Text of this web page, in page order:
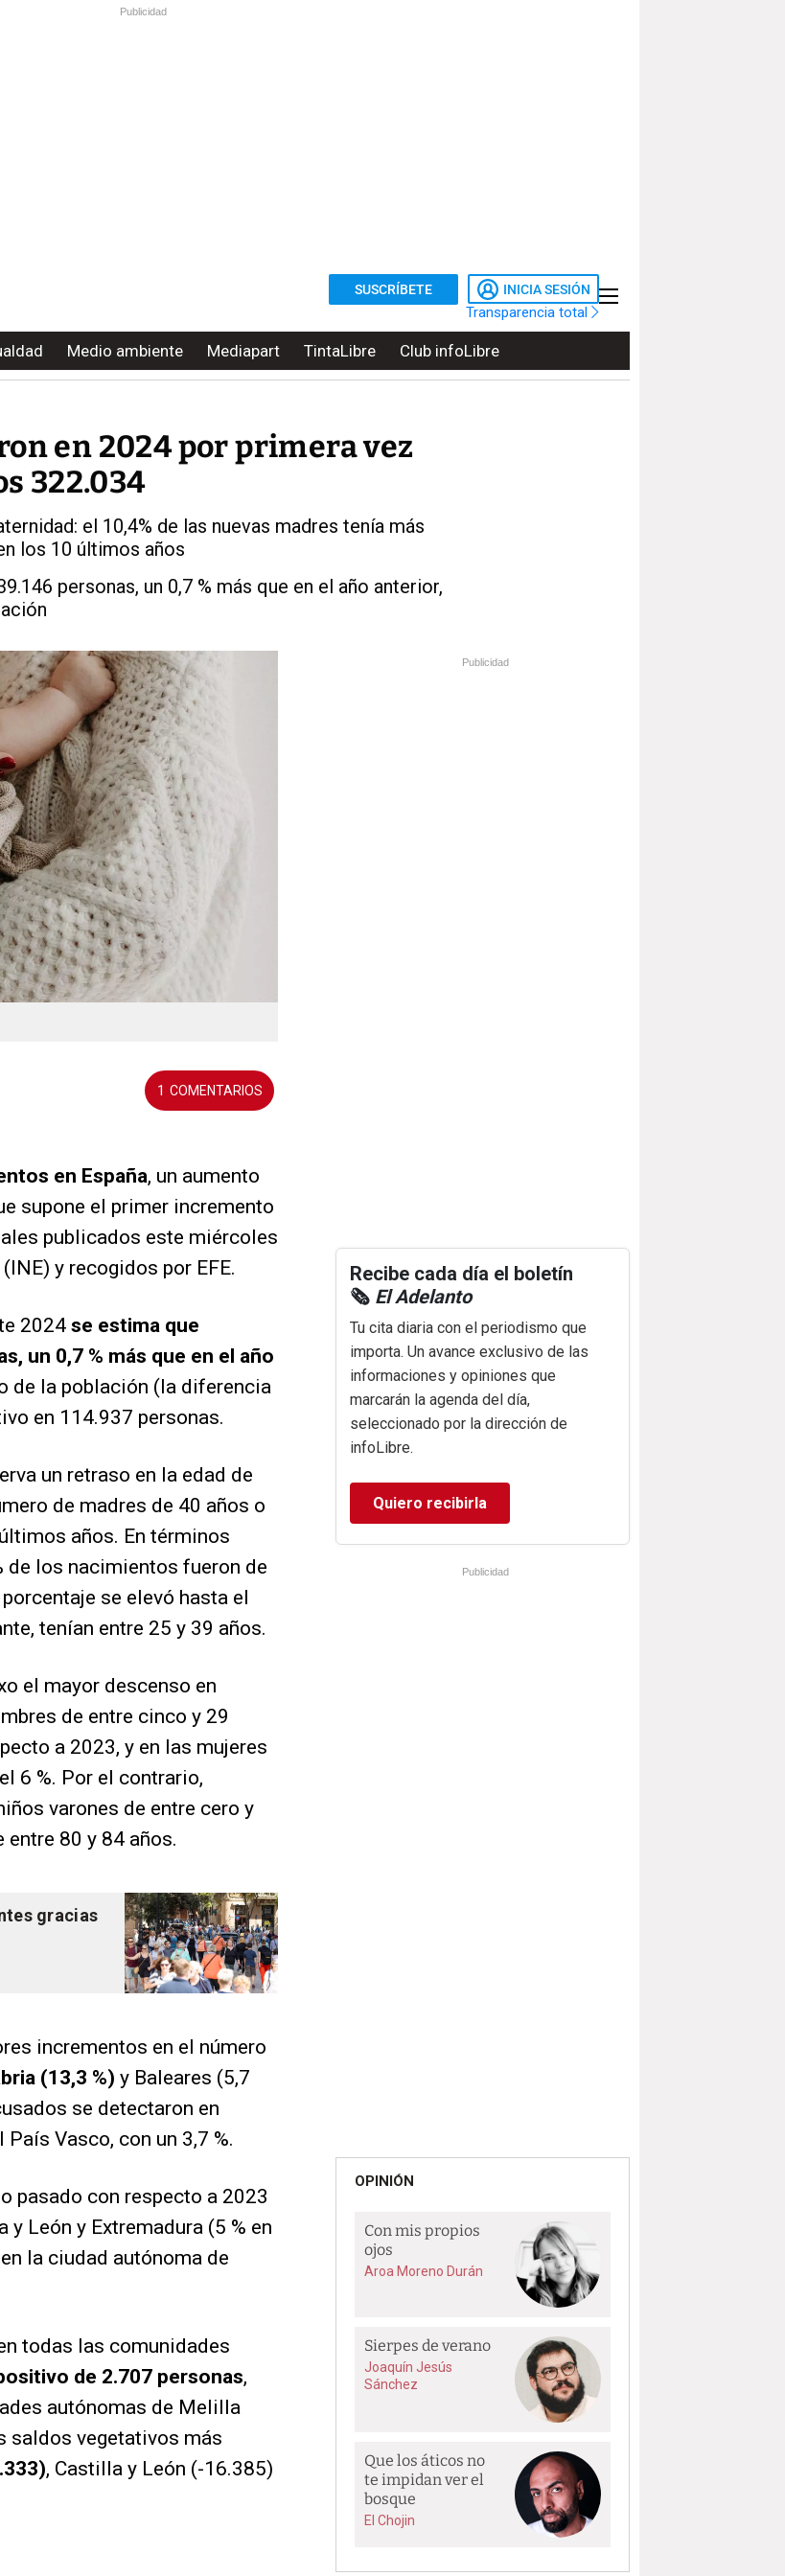
Publicidad
SUSCRÍBETE INICIA SESIÓN
Transparencia total
Medio ambiente Mediapart TintaLibre Club infoLibre
en 2024 por primera vez
322.034
el 10,4% de las nuevas madres tenía más
los 10 últimos años
personas, un 0,7 % más que en el año anterior,
1
en España, un aumento
supone el primer incremento
publicados este miércoles
y recogidos por EFE.
2024 se estima que
un 0,7 % más que en el año
de la población (la diferencia
en 114.937 personas.
un retraso en la edad de
de madres de 40 años o
años. En términos
de los nacimientos fueron de
se elevó hasta el
tenían entre 25 y 39 años.
el mayor descenso en
de entre cinco y 29
a 2023, y en las mujeres
6 %. Por el contrario,
varones de entre cero y
entre 80 y 84 años.
gracias
incrementos en el número
(13,3 %) y Baleares (5,7
se detectaron en
País Vasco, con un 3,7 %.
pasado con respecto a 2023
y León y Extremadura (5 % en
la ciudad autónoma de
todas las comunidades
de 2.707 personas,
autónomas de Melilla
saldos vegetativos más
, Castilla y León (-16.385)
Publicidad
Recibe cada día el boletín
🗞️ El Adelanto
Tu cita diaria con el periodismo que
importa. Un avance exclusivo de las
informaciones y opiniones que
marcarán la agenda del día,
seleccionado por la dirección de
infoLibre.
Quiero recibirla
Publicidad
OPINIÓN
Con mis propios
ojos
Aroa Moreno Durán
Sierpes de verano
Joaquín Jesús
Sánchez
Que los áticos no
te impidan ver el
bosque
El Chojin